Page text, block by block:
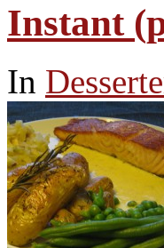
Instant
In